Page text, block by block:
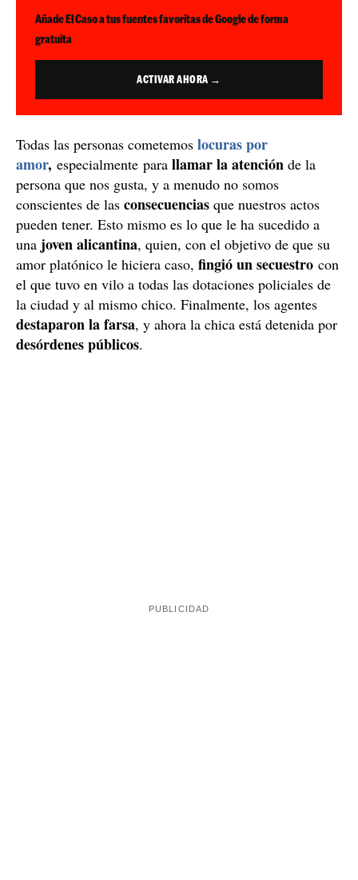
Añade El Caso a tus fuentes favoritas de Google de forma
gratuita
ACTIVAR AHORA →
Todas las personas cometemos locuras por
amor, especialmente para llamar la atención de la
persona que nos gusta, y a menudo no somos
conscientes de las consecuencias que nuestros actos
pueden tener. Esto mismo es lo que le ha sucedido a
una joven alicantina, quien, con el objetivo de que su
amor platónico le hiciera caso, fingió un secuestro con
el que tuvo en vilo a todas las dotaciones policiales de
la ciudad y al mismo chico. Finalmente, los agentes
destaparon la farsa, y ahora la chica está detenida por
desórdenes públicos.